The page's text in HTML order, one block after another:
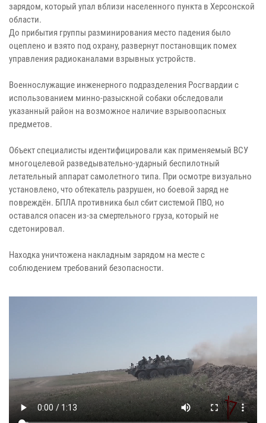
зарядом, который упал вблизи населенного пункта в Херсонской
области.
До прибытия группы разминирования место падения было
оцеплено и взято под охрану, развернут постановщик помех
управления радиоканалами взрывных устройств.
Военнослужащие инженерного подразделения Росгвардии с
использованием минно-разыскной собаки обследовали
указанный район на возможное наличие взрывоопасных
предметов.
Объект специалисты идентифицировали как применяемый ВСУ
многоцелевой разведывательно-ударный беспилотный
летательный аппарат самолетного типа. При осмотре визуально
установлено, что обтекатель разрушен, но боевой заряд не
повреждён. БПЛА противника был сбит системой ПВО, но
оставался опасен из-за смертельного груза, который не
сдетонировал.
Находка уничтожена накладным зарядом на месте с
соблюдением требований безопасности.